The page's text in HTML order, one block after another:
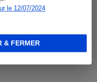
le 12/07/2024
& FERMER
CoffeeB (vidéo)